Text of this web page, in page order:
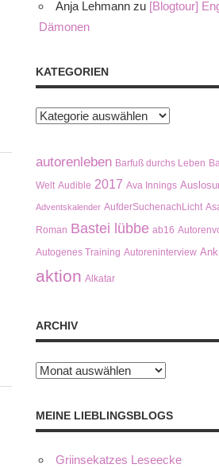
Anja Lehmann zu [Blogtour]
Dämonen
KATEGORIEN
Kategorien
autorenleben Barfuß durchs Leben
Welt Audible 2017 Ava Innings
Adventskalender AufderSuchenachLicht
Roman Bastei lübbe ab16
Autogenes Training Autoreninterview
aktion Alkatar
ARCHIV
Archiv
MEINE LIEBLINGSBLOGS
Griinsekatzes Leseecke